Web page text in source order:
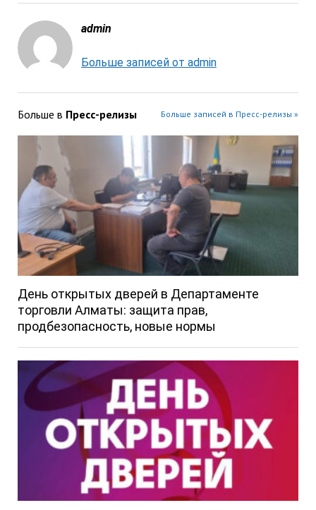
admin
Больше записей от admin
Больше в Пресс-релизы Больше записей в Пресс-релизы »
День открытых дверей в Департаменте
торговли Алматы: защита прав,
продбезопасность, новые нормы